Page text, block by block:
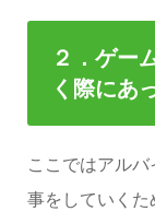
２． ゲー
く際にあ
ここではアル
事をしていく